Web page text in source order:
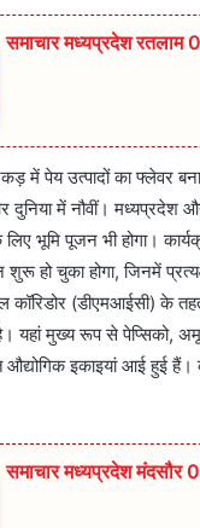
समाचार मध्यप्रदेश
में पेय उत्पादों का फ्लेवर
दुनिया में नौवीं। मध्यप्रदेश
भूमि पूजन भी होगा।
शुरू हो चुका होगा, जिनमें
कॉरिडोर (डीएमआईसी) के
यहां मुख्य रूप से पेप्सिको,
औद्योगिक इकाइयां आई हुई
समाचार मध्यप्रदेश